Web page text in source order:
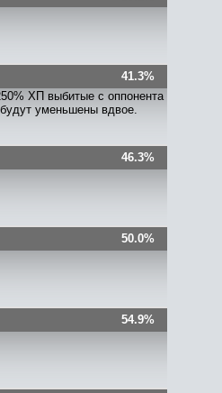
41.3%
ХП выбитые с оппонента
уменьшены вдвое.
46.3%
50.0%
54.9%